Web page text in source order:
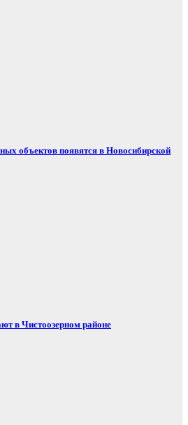
объектов появятся в Новосибирской
в Чистоозерном районе